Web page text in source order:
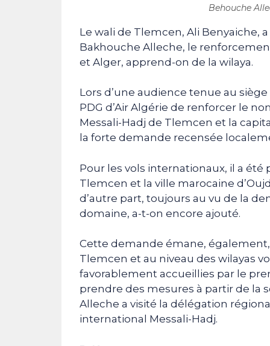
Behouche
Le wali de Tlemcen, Ali Benyaiche,
Bakhouche Alleche, le
et Alger, apprend-on de la wilaya.
Lors d’une audience tenue au
PDG d’Air Algérie de renforcer le
Messali-Hadj de Tlemcen et la
la forte demande recensée
Pour les vols internationaux, il a
Tlemcen et la ville marocaine
d’autre part, toujours au vu de la
domaine, a-t-on encore ajouté.
Cette demande émane,
Tlemcen et au niveau des wilayas
favorablement accueillies par le
prendre des mesures à partir de la
Alleche a visité la délégation
international Messali-Hadj.